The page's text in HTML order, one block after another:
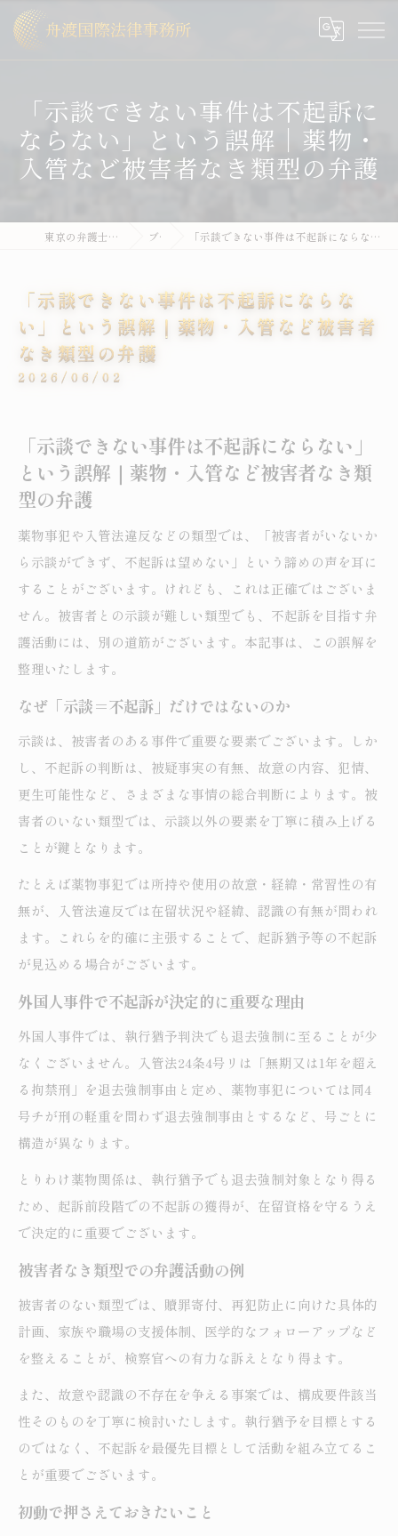
「示談できない事件は不起訴に
ならない」という誤解｜薬物・
入管など被害者なき類型の弁護
東京の弁護士なら舟渡国際法律事務所 ブログ 「示談できない事件は不起訴にならない」という誤解｜薬物・入管など被害者なき類型の弁護
「示談できない事件は不起訴にならな
い」という誤解｜薬物・入管など被害者
なき類型の弁護
2026/06/02
「示談できない事件は不起訴にならない」
という誤解｜薬物・入管など被害者なき類
型の弁護
薬物事犯や入管法違反などの類型では、「被害者がいないか
ら示談ができず、不起訴は望めない」という諦めの声を耳に
することがございます。けれども、これは正確ではございま
せん。被害者との示談が難しい類型でも、不起訴を目指す弁
護活動には、別の道筋がございます。本記事は、この誤解を
整理いたします。
なぜ「示談＝不起訴」だけではないのか
示談は、被害者のある事件で重要な要素でございます。しか
し、不起訴の判断は、被疑事実の有無、故意の内容、犯情、
更生可能性など、さまざまな事情の総合判断によります。被
害者のいない類型では、示談以外の要素を丁寧に積み上げる
ことが鍵となります。
たとえば薬物事犯では所持や使用の故意・経緯・常習性の有
無が、入管法違反では在留状況や経緯、認識の有無が問われ
ます。これらを的確に主張することで、起訴猶予等の不起訴
が見込める場合がございます。
外国人事件で不起訴が決定的に重要な理由
外国人事件では、執行猶予判決でも退去強制に至ることが少
なくございません。入管法24条4号リは「無期又は1年を超え
る拘禁刑」を退去強制事由と定め、薬物事犯については同4
号チが刑の軽重を問わず退去強制事由とするなど、号ごとに
構造が異なります。
とりわけ薬物関係は、執行猶予でも退去強制対象となり得る
ため、起訴前段階での不起訴の獲得が、在留資格を守るうえ
で決定的に重要でございます。
被害者なき類型での弁護活動の例
被害者のない類型では、贖罪寄付、再犯防止に向けた具体的
計画、家族や職場の支援体制、医学的なフォローアップなど
を整えることが、検察官への有力な訴えとなり得ます。
また、故意や認識の不存在を争える事案では、構成要件該当
性そのものを丁寧に検討いたします。執行猶予を目標とする
のではなく、不起訴を最優先目標として活動を組み立てるこ
とが重要でございます。
初動で押さえておきたいこと